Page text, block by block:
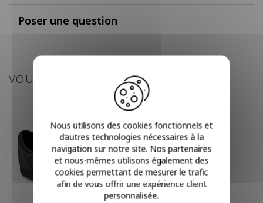
Poser une question
VOUS POURRIEZ AIMER
Nous utilisons des cookies fonctionnels et
d’autres technologies nécessaires à la
navigation sur notre site. Nos partenaires
et nous-mêmes utilisons également des
cookies permettant de mesurer le trafic
afin de vous offrir une expérience client
personnalisée.